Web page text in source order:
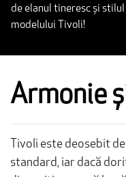
de elanul tineresc și
modelului Tivoli!
Armonie
Tivoli este deosebit
standard, iar dacă